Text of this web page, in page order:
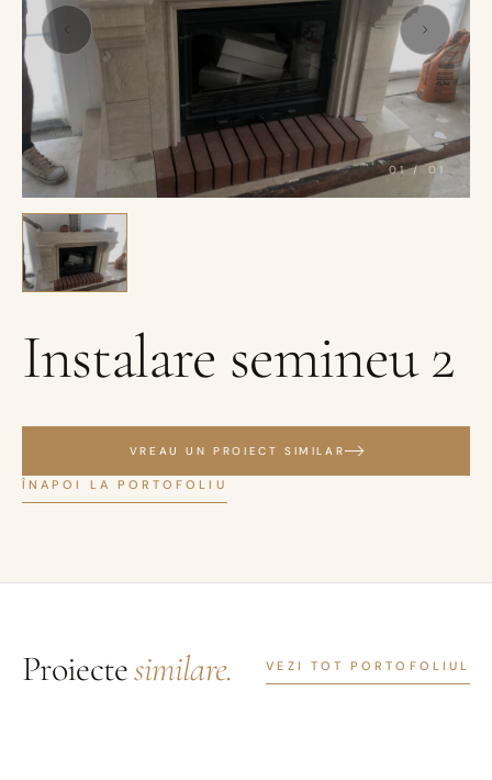
01/ 01
Instalare semineu 2
VREAU UN PROIECT SIMILAR
ÎNAPOI LA PORTOFOLIU
Proiectesimilare. VEZI TOT PORTOFOLIUL